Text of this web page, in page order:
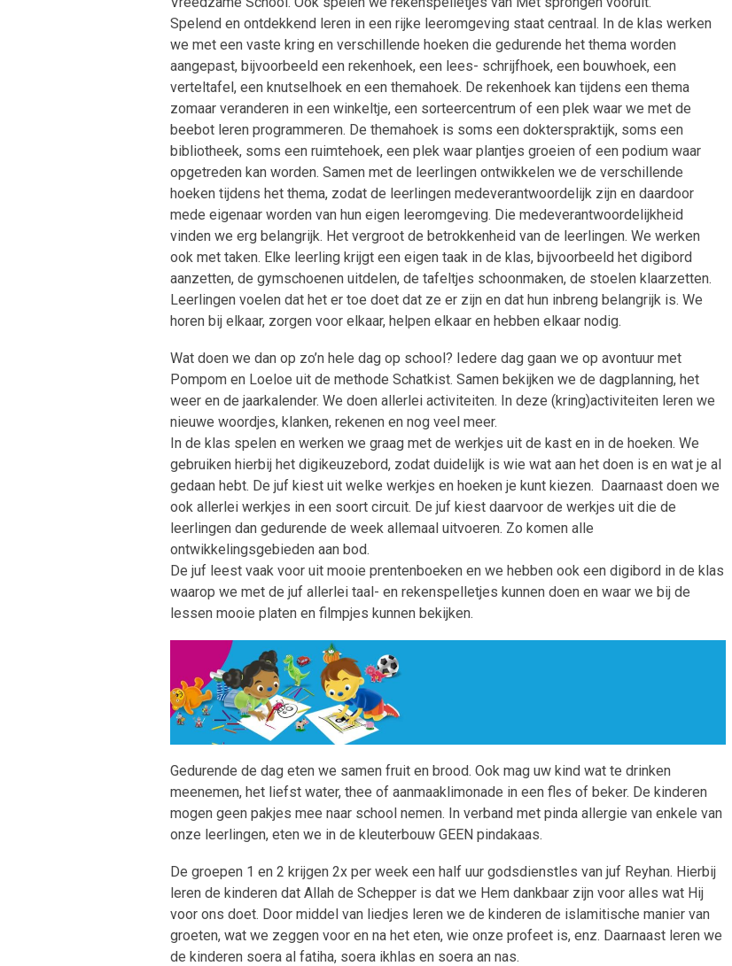
Vakken Groep 3
Groep 4A
Groep 4B
Groep 5A
Groep 5B
Groep 6A
Groep 6 / 7
Groep 7
Groep 7B
Groep 8
Nido TSO en KION
Agenda
Inloggen medewerkers
Spelend en ontdekkend leren in een rijke leeromgeving staat centraal. In de klas werken
we met een vaste kring en verschillende hoeken die gedurende het thema worden
aangepast, bijvoorbeeld een rekenhoek, een lees- schrijfhoek, een bouwhoek, een
verteltafel, een knutselhoek en een themahoek. De rekenhoek kan tijdens een thema
zomaar veranderen in een winkeltje, een sorteercentrum of een plek waar we met de
beebot leren programmeren. De themahoek is soms een dokterspraktijk, soms een
bibliotheek, soms een ruimtehoek, een plek waar plantjes groeien of een podium waar
opgetreden kan worden. Samen met de leerlingen ontwikkelen we de verschillende
hoeken tijdens het thema, zodat de leerlingen medeverantwoordelijk zijn en daardoor
mede eigenaar worden van hun eigen leeromgeving. Die medeverantwoordelijkheid
vinden we erg belangrijk. Het vergroot de betrokkenheid van de leerlingen. We werken
ook met taken. Elke leerling krijgt een eigen taak in de klas, bijvoorbeeld het digibord
aanzetten, de gymschoenen uitdelen, de tafeltjes schoonmaken, de stoelen klaarzetten.
Leerlingen voelen dat het er toe doet dat ze er zijn en dat hun inbreng belangrijk is. We
horen bij elkaar, zorgen voor elkaar, helpen elkaar en hebben elkaar nodig.
Wat doen we dan op zo’n hele dag op school? Iedere dag gaan we op avontuur met
Pompom en Loeloe uit de methode Schatkist. Samen bekijken we de dagplanning, het
weer en de jaarkalender. We doen allerlei activiteiten. In deze (kring)activiteiten leren we
nieuwe woordjes, klanken, rekenen en nog veel meer.
In de klas spelen en werken we graag met de werkjes uit de kast en in de hoeken. We
gebruiken hierbij het digikeuzebord, zodat duidelijk is wie wat aan het doen is en wat je al
gedaan hebt. De juf kiest uit welke werkjes en hoeken je kunt kiezen. Daarnaast doen we
ook allerlei werkjes in een soort circuit. De juf kiest daarvoor de werkjes uit die de
leerlingen dan gedurende de week allemaal uitvoeren. Zo komen alle
ontwikkelingsgebieden aan bod.
De juf leest vaak voor uit mooie prentenboeken en we hebben ook een digibord in de klas
waarop we met de juf allerlei taal- en rekenspelletjes kunnen doen en waar we bij de
lessen mooie platen en filmpjes kunnen bekijken.
Gedurende de dag eten we samen fruit en brood. Ook mag uw kind wat te drinken
meenemen, het liefst water, thee of aanmaaklimonade in een fles of beker. De kinderen
mogen geen pakjes mee naar school nemen. In verband met pinda allergie van enkele van
onze leerlingen, eten we in de kleuterbouw GEEN pindakaas.
De groepen 1 en 2 krijgen 2x per week een half uur godsdienstles van juf Reyhan. Hierbij
leren de kinderen dat Allah de Schepper is dat we Hem dankbaar zijn voor alles wat Hij
voor ons doet. Door middel van liedjes leren we de kinderen de islamitische manier van
groeten, wat we zeggen voor en na het eten, wie onze profeet is, enz. Daarnaast leren we
de kinderen soera al fatiha, soera ikhlas en soera an nas.